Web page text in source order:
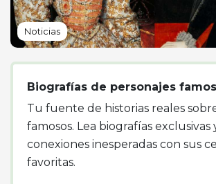
Noticias
Biografías de personajes
Tu fuente de historias reales
famosos. Lea biografías
conexiones inesperadas con sus
favoritas.